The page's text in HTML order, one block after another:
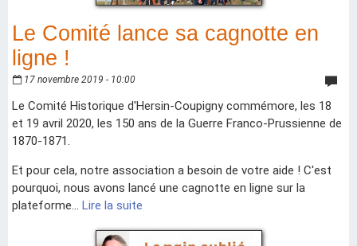
Le Comité lance sa cagnotte en
ligne !
17 novembre 2019 - 10:00
Le Comité Historique d'Hersin-Coupigny commémore, les 18
et 19 avril 2020, les 150 ans de la Guerre Franco-Prussienne de
1870-1871.
Et pour cela, notre association a besoin de votre aide ! C'est
pourquoi, nous avons lancé une cagnotte en ligne sur la
plateforme... Lire la suite